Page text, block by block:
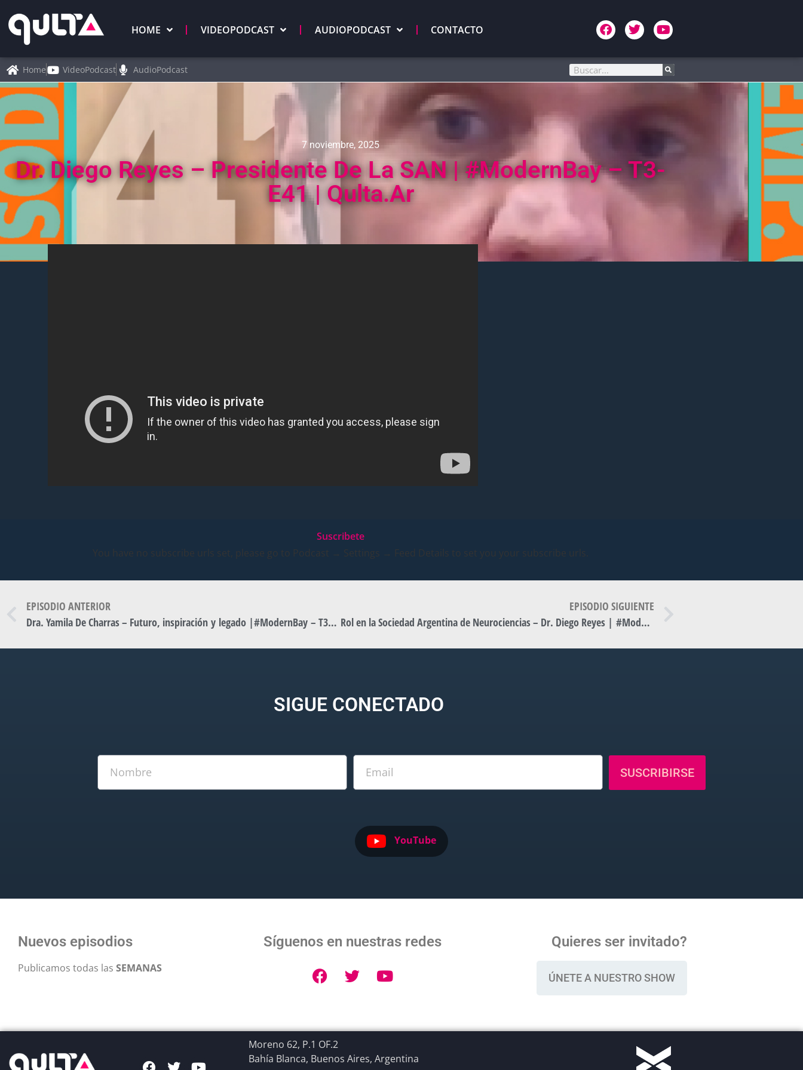
HOME VIDEOPODCAST AUDIOPODCAST CONTACTO
Home VideoPodcast AudioPodcast
7 noviembre, 2025
Dr. Diego Reyes – Presidente De La SAN | #ModernBay – T3-
E41 | Qulta.ar
Suscribete
You have no subscribe urls set, please go to Podcast → Settings → Feed Details to set you your subscribe urls.
EPISODIO ANTERIOR
Dra. Yamila De Charras – Futuro, inspiración y legado |#ModernBay – T3-E40 | Qulta.ar
EPISODIO SIGUIENTE
Rol en la Sociedad Argentina de Neurociencias – Dr. Diego Reyes | #ModernBay – T3-E42 | Qulta.ar
SIGUE CONECTADO
SUSCRIBIRSE
YouTube
Nuevos episodios
Publicamos todas las SEMANAS
Síguenos en nuestras redes Quieres ser invitado?
ÚNETE A NUESTRO SHOW
Moreno 62, P.1 OF.2
Bahía Blanca, Buenos Aires, Argentina